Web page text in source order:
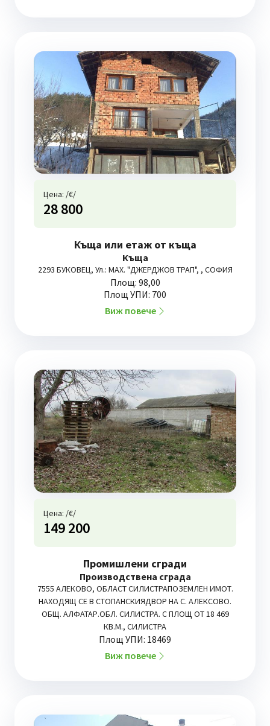
Къща или етаж от къща
Къща
2293 БУКОВЕЦ, Ул.: МАХ. "ДЖЕРДЖОВ ТРАП", , СОФИЯ
Площ: 98,00
Площ УПИ: 700
Виж повече
Цена: /€/
28 800
Промишлени сгради
Производствена сграда
7555 АЛЕКОВО, ОБЛАСТ СИЛИСТРАПОЗЕМЛЕН ИМОТ.
НАХОДЯЩ СЕ В СТОПАНСКИЯДВОР НА С. АЛЕКСОВО.
ОБЩ. АЛФАТАР.ОБЛ. СИЛИСТРА. С ПЛОЩ ОТ 18 469
КВ.М., СИЛИСТРА
Площ УПИ: 18469
Виж повече
Цена: /€/
149 200